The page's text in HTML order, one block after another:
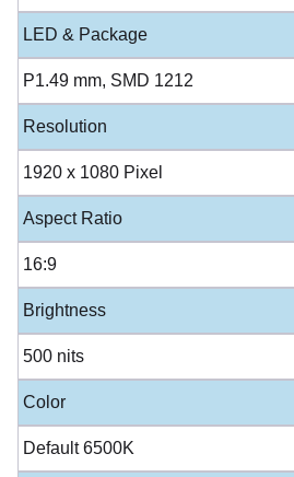
LED & Package
P1.49 mm, SMD 1212
Resolution
1920 x 1080 Pixel
Aspect Ratio
16:9
Brightness
500 nits
Color
Default 6500K